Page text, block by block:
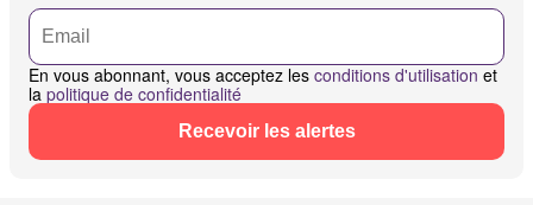
En vous abonnant, vous acceptez les conditions d'utilisation et
la politique de confidentialité
Recevoir les alertes